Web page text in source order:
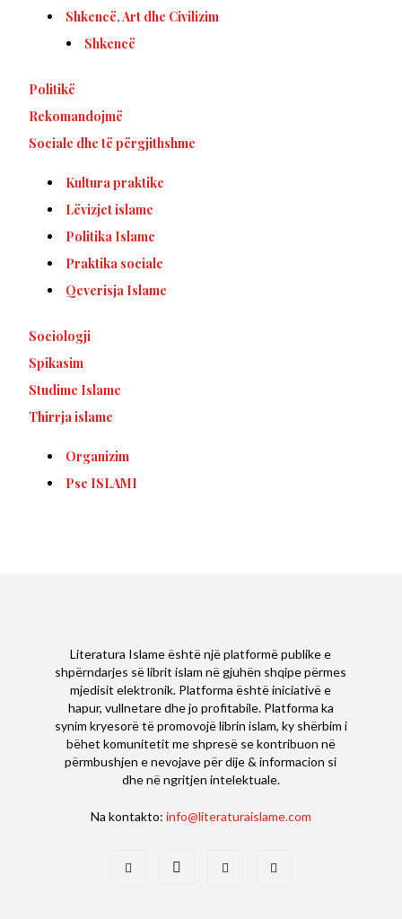
Shkencë, Art dhe Civilizim
Shkencë
Politikë
Rekomandojmë
Sociale dhe të përgjithshme
Kultura praktike
Lëvizjet islame
Politika Islame
Praktika sociale
Qeverisja Islame
Sociologji
Spikasim
Studime Islame
Thirrja islame
Organizim
Pse ISLAMI
Literatura Islame është një platformë publike e
shpërndarjes së librit islam në gjuhën shqipe përmes
mjedisit elektronik. Platforma është iniciativë e
hapur, vullnetare dhe jo profitabile. Platforma ka
synim kryesorë të promovojë librin islam, ky shërbim i
bëhet komunitetit me shpresë se kontribuon në
përmbushjen e nevojave për dije & informacion si
dhe në ngritjen intelektuale.
Na kontakto: info@literaturaislame.com